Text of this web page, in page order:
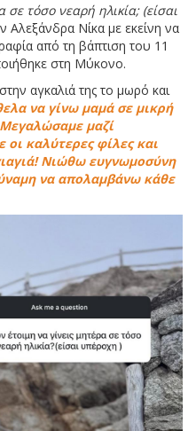
τόσο νεαρή ηλικία; (είσαι
Αλεξάνδρα Νίκα με εκείνη να
από τη βάπτιση του 11
στη Μύκονο.
αγκαλιά της το μωρό και
να γίνω μαμά σε μικρή
μαζί
οι καλύτερες φίλες και
Νιώθω ευγνωμοσύνη
να απολαμβάνω κάθε